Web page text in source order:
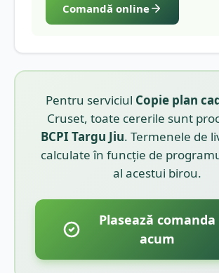
Comandă online
Pentru serviciul Copie plan
Cruset, toate cererile sunt
BCPI Targu Jiu. Termenele de
calculate în funcție de
al acestui birou.
Plasează comanda
acum